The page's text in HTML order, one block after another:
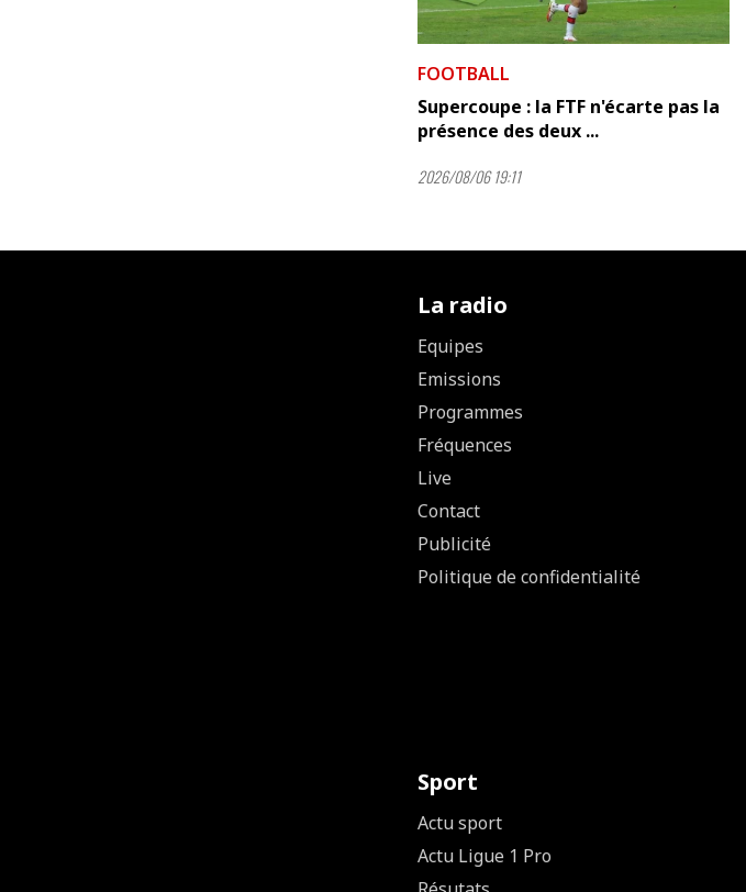
FOOTBALL
Supercoupe : la FTF n'écarte pas la
présence des deux ...
2026/08/06 19:11
La radio
Equipes
Emissions
Programmes
Fréquences
Live
Contact
Publicité
Politique de confidentialité
Sport
Actu sport
Actu Ligue 1 Pro